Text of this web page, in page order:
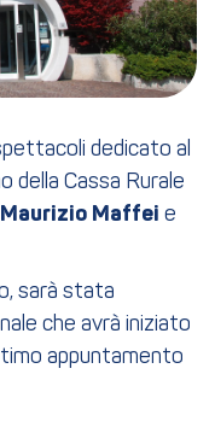
dedicato al
della Cassa Rurale
Maurizio Maffei e
sarà stata
che avrà iniziato
appuntamento